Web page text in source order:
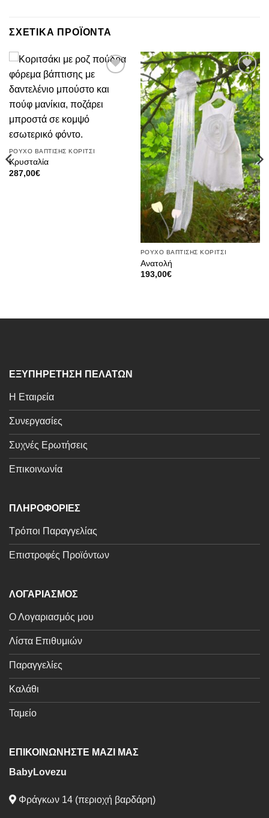
ΣΧΕΤΙΚΑ ΠΡΟΪΟΝΤΑ
στην λίστα
επιθυμιών
ΡΟΥΧΟ ΒΑΠΤΙΣΗΣ ΚΟΡΙΤΣΙ
Κρυσταλία
287,00€
Πρόσθήκη
στην λίστα
επιθυμιών
ΡΟΥΧΟ ΒΑΠΤΙΣΗΣ ΚΟΡΙΤΣΙ
Ανατολή
193,00€
ΕΞΥΠΗΡΕΤΗΣΗ ΠΕΛΑΤΩΝ
Η Εταιρεία
Συνεργασίες
Συχνές Ερωτήσεις
Επικοινωνία
ΠΛΗΡΟΦΟΡΙΕΣ
Τρόποι Παραγγελίας
Επιστροφές Προϊόντων
ΛΟΓΑΡΙΑΣΜΟΣ
Ο Λογαριασμός μου
Λίστα Επιθυμιών
Παραγγελίες
Καλάθι
Ταμείο
ΕΠΙΚΟΙΝΩΝΗΣΤΕ ΜΑΖΙ ΜΑΣ
BabyLovezu
Φράγκων 14 (περιοχή βαρδάρη)